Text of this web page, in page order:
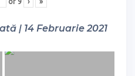
| 14 Februarie 2021